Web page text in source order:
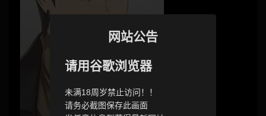
网站公告
请用谷歌浏览器
未满18周岁禁止访问！！
请务必截图保存此画面